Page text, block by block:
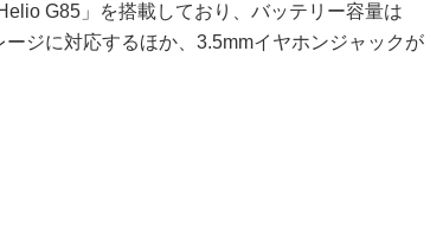
G85」を搭載しており、バッテリー容量は
ジに対応するほか、3.5mmイヤホンジャックが